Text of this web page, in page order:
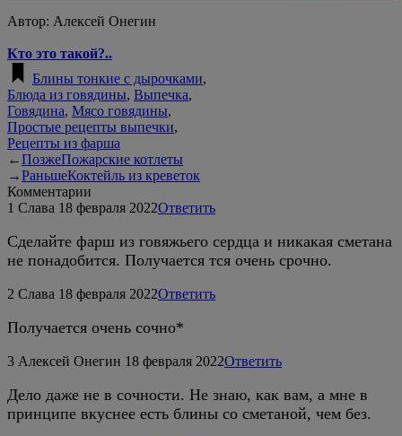
Автор: Алексей Онегин
Кто это такой?..
Блины тонкие с дырочками,
Блюда из говядины, Выпечка,
Говядина, Мясо говядины,
Простые рецепты выпечки,
Рецепты из фарша
←ПозжеПожарские котлеты
→РаньшеКоктейль из креветок
Комментарии
1 Слава 18 февраля 2022Ответить
Сделайте фарш из говяжьего сердца и никакая сметана
не понадобится. Получается тся очень срочно.
2 Слава 18 февраля 2022Ответить
Получается очень сочно*
3 Алексей Онегин 18 февраля 2022Ответить
Дело даже не в сочности. Не знаю, как вам, а мне в
принципе вкуснее есть блины со сметаной, чем без.